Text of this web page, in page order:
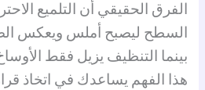
الفرق الحقيقي أن التلميع
السطح ليصبح أملس ويعكس
بينما التنظيف يزيل فقط
هذا الفهم يساعدك في اتخاذ